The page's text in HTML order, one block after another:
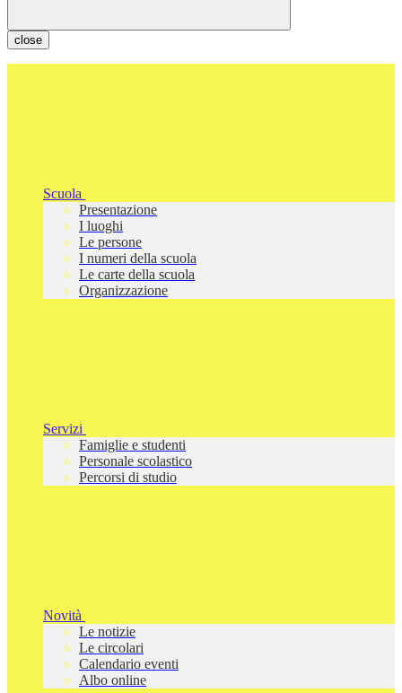
close
Scuola
Presentazione
I luoghi
Le persone
I numeri della scuola
Le carte della scuola
Organizzazione
Servizi
Famiglie e studenti
Personale scolastico
Percorsi di studio
Novità
Le notizie
Le circolari
Calendario eventi
Albo online